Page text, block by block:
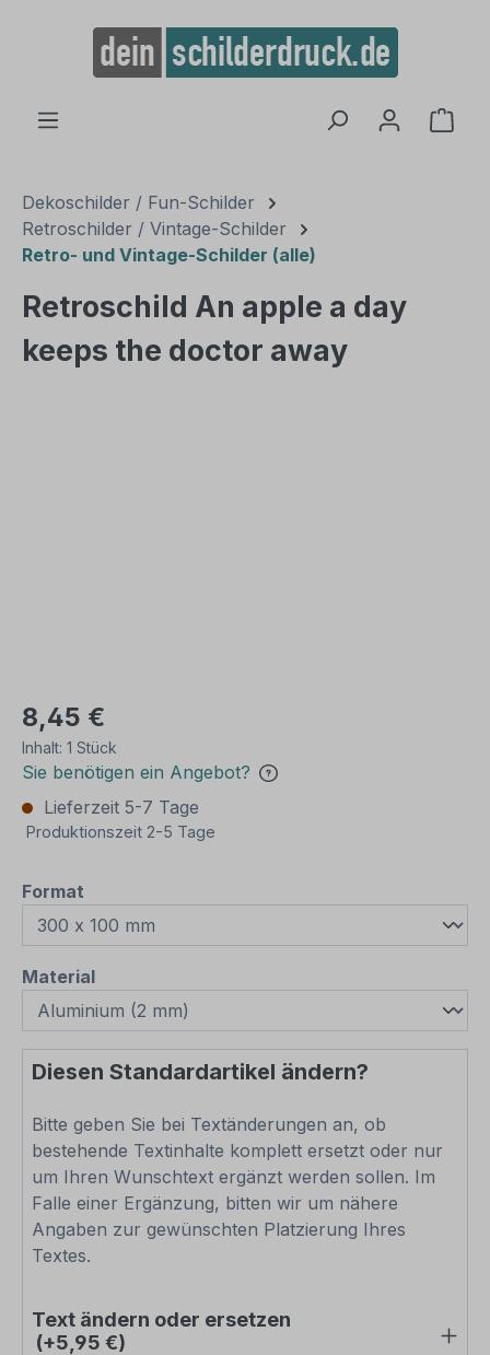
springen
Dekoschilder / Fun-Schilder
Retroschilder / Vintage-Schilder
Retro- und Vintage-Schilder (alle)
Retroschild An apple a day
keeps the doctor away
8,45 €
Inhalt: 1 Stück
Sie benötigen ein Angebot?
Lieferzeit 5-7 Tage
Produktionszeit 2-5 Tage
Format
Materialauswählen
Diesen Standardartikel ändern?
Bitte geben Sie bei Textänderungen an, ob
bestehende Textinhalte komplett ersetzt oder nur
um Ihren Wunschtext ergänzt werden sollen. Im
Falle einer Ergänzung, bitten wir um nähere
Angaben zur gewünschten Platzierung Ihres
Textes.
Text ändern oder ersetzen
(+5,95 €)